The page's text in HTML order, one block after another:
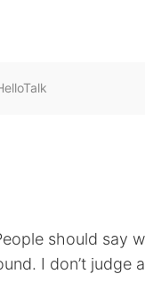
should say
I don’t judge